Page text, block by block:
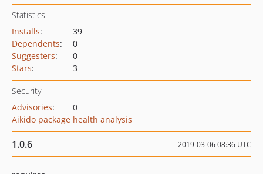
Statistics
Installs:
39
Dependents:
0
Suggesters:
0
Stars: 3
Security
Advisories:
0
Aikido package health analysis
1.0.6 2019-03-06 08:36 UTC